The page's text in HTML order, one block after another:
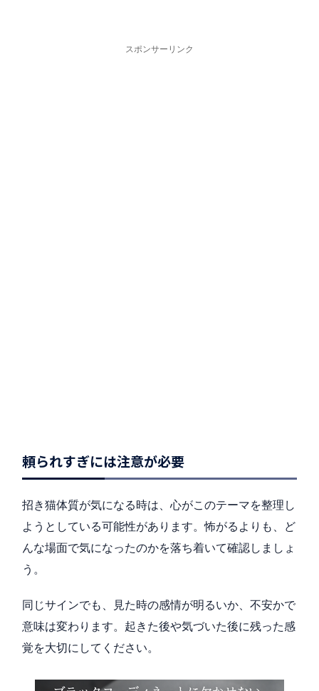
スポンサーリンク
頼られすぎには注意が必要
招き猫体質が気になる時は、心がこのテーマを整理し
ようとしている可能性があります。怖がるよりも、ど
んな場面で気になったのかを落ち着いて確認しましょ
う。
同じサインでも、見た時の感情が明るいか、不安かで
意味は変わります。起きた後や気づいた後に残った感
覚を大切にしてください。